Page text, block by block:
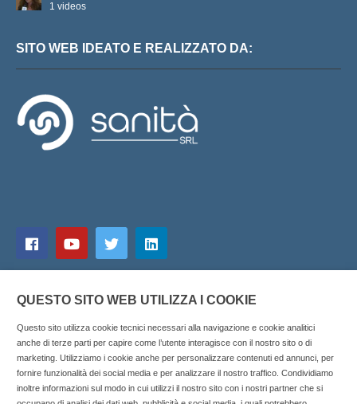
1 videos
SITO WEB IDEATO E REALIZZATO DA:
QUESTO SITO WEB UTILIZZA I COOKIE
Questo sito utilizza cookie tecnici necessari alla navigazione e cookie analitici
anche di terze parti per capire come l’utente interagisce con il nostro sito o di
marketing. Utilizziamo i cookie anche per personalizzare contenuti ed annunci, per
fornire funzionalità dei social media e per analizzare il nostro traffico. Condividiamo
inoltre informazioni sul modo in cui utilizzi il nostro sito con i nostri partner che si